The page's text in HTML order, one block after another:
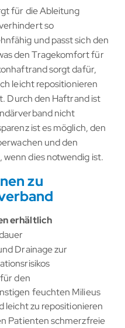
für die Ableitung
so
und passt sich den
den Tragekomfort für
sorgt dafür,
leicht repositionieren
Durch den Haftrand ist
nicht
ist es möglich, den
und den
wenn dies notwendig ist.
zu
erhältlich
Drainage zur
den
feuchten Milieus
leicht zu repositionieren
Patienten schmerzfreie